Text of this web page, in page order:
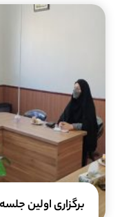
برگزاری اولین